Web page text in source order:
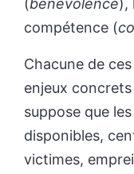
(benevolence),
compétence (
Chacune de
enjeux
suppose que
disponibles,
victimes,